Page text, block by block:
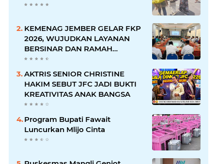
KEMENAG JEMBER GELAR FKP
2026, WUJUDKAN LAYANAN
BERSINAR DAN RAMAH
DISABILITAS
AKTRIS SENIOR CHRISTINE
HAKIM SEBUT JFC JADI BUKTI
KREATIVITAS ANAK BANGSA
Program Bupati Fawait
Luncurkan Mlijo Cinta